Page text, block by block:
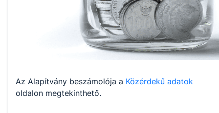
Az Alapítvány beszámolója a Közérdekű adatok
oldalon megtekinthető.